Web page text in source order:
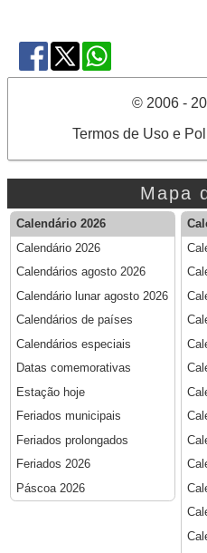
© 2006 -
Termos de Uso e
Mapa
Calendário 2026
Calendário 2026
Calendários agosto 2026
Calendário lunar agosto 2026
Calendários de países
Calendários especiais
Datas comemorativas
Estação hoje
Feriados municipais
Feriados prolongados
Feriados 2026
Páscoa 2026